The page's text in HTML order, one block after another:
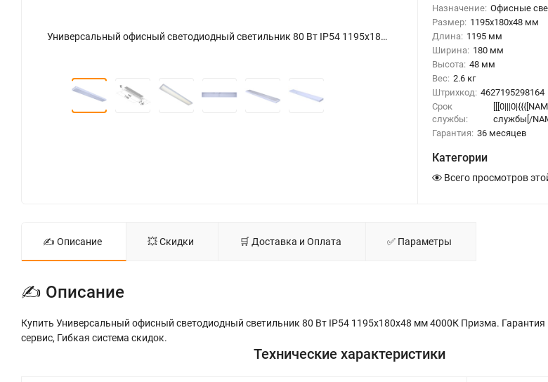
Универсальный офисный светодиодный светильник 80 Вт IP54 1195x180x48 мм 4000К Призма - фото
Назначение: Офисные
Размер: 1195x180x48 мм
Длина: 1195 мм
Ширина: 180 мм
Высота: 48 мм
Вес: 2.6 кг
Штрихкод: 4627195298164
Срок
службы:
[[[0|
службы[/
Гарантия: 36 месяцев
Категории
Всего просмотров
✍ Описание 💥 Скидки 🛒 Доставка и Оплата ✅ Параметры
✍ Описание
Купить Универсальный офисный светодиодный светильник 80 Вт IP54 1195x180x48 мм 4000К Призма. Гарантия
сервис, Гибкая система скидок.
Технические характеристики